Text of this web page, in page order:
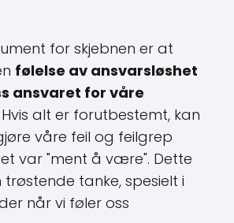
for skjebnen er at
følelse av ansvarsløshet
ansvaret for våre
Hvis alt er forutbestemt, kan
våre feil og feilgrep
var "ment å være". Dette
tanke, spesielt i
når vi føler oss